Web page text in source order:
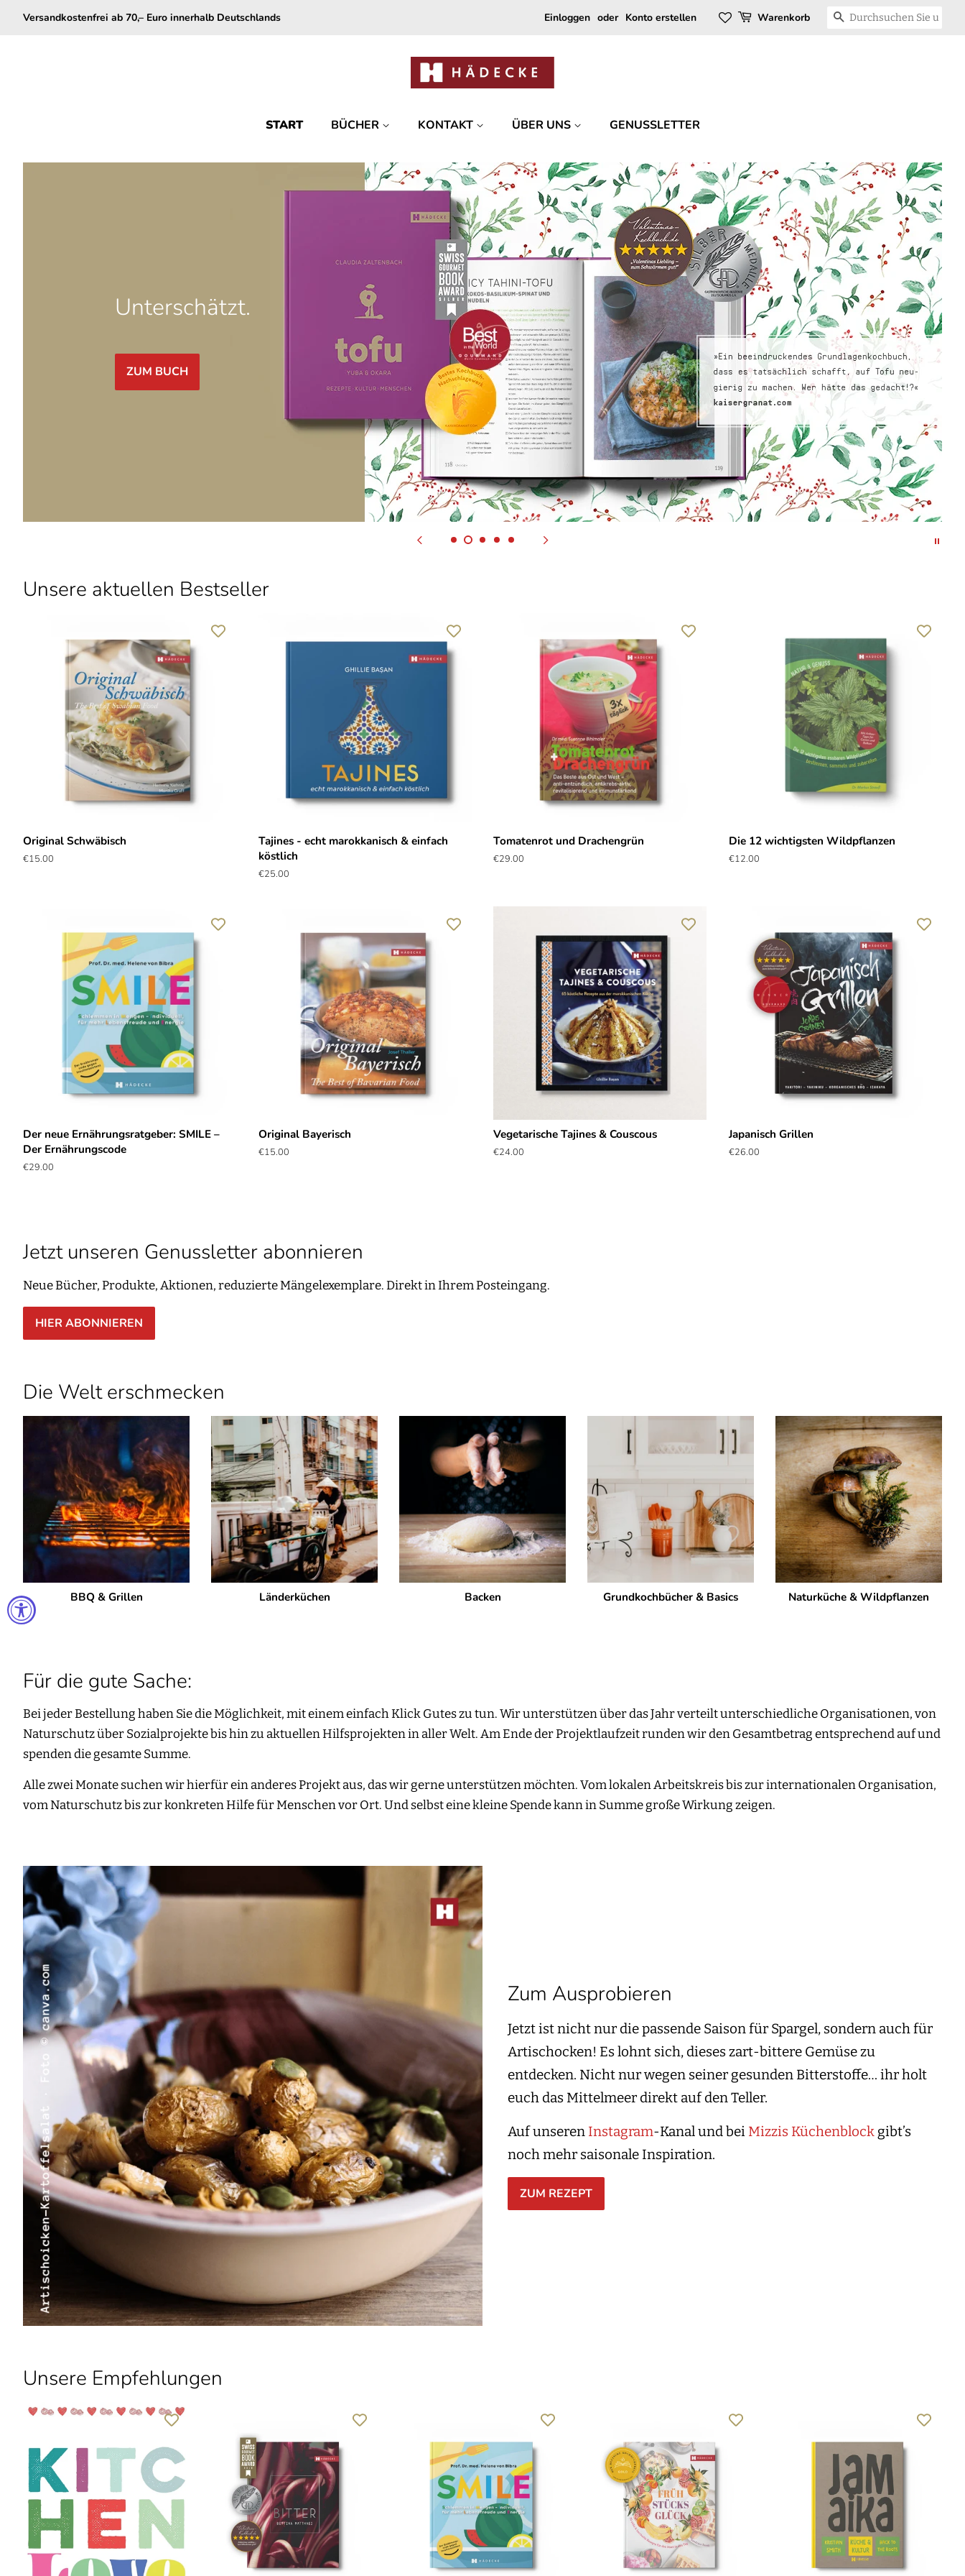
Versandkostenfrei ab 70,– Euro innerhalb Deutschlands Einloggen oder Konto erstellen Warenkorb SUCHEN
START BÜCHER KONTAKT ÜBER UNS GENUSSLETTER
Unterschätzt.
ZUM BUCH
Unsere aktuellen Bestseller
Original Schwäbisch
Normaler
€15.00
Tajines - echt marokkanisch & einfach
köstlich
Normaler
€25.00
Tomatenrot und Drachengrün
Normaler
€29.00
Die 12 wichtigsten Wildpflanzen
Normaler
€12.00
Der neue Ernährungsratgeber: SMILE –
Der Ernährungscode
Normaler
€29.00
Original Bayerisch
Normaler
€15.00
Vegetarische Tajines & Couscous
Normaler
€24.00
Japanisch Grillen
Normaler
€26.00
Jetzt unseren Genussletter abonnieren
Neue Bücher, Produkte, Aktionen, reduzierte Mängelexemplare. Direkt in Ihrem Posteingang.
HIER ABONNIEREN
Die Welt erschmecken
BBQ & Grillen Länderküchen Backen Grundkochbücher & Basics Naturküche & Wildpflanzen
Für die gute Sache:
Bei jeder Bestellung haben Sie die Möglichkeit, mit einem einfach Klick Gutes zu tun. Wir unterstützen über das Jahr verteilt unterschiedliche Organisationen, von
Naturschutz über Sozialprojekte bis hin zu aktuellen Hilfsprojekten in aller Welt. Am Ende der Projektlaufzeit runden wir den Gesamtbetrag entsprechend auf und
spenden die gesamte Summe.
Alle zwei Monate suchen wir hierfür ein anderes Projekt aus, das wir gerne unterstützen möchten. Vom lokalen Arbeitskreis bis zur internationalen Organisation,
vom Naturschutz bis zur konkreten Hilfe für Menschen vor Ort. Und selbst eine kleine Spende kann in Summe große Wirkung zeigen.
Zum Ausprobieren
Jetzt ist nicht nur die passende Saison für Spargel, sondern auch für
Artischocken! Es lohnt sich, dieses zart-bittere Gemüse zu
entdecken. Nicht nur wegen seiner gesunden Bitterstoffe… ihr holt
euch das Mittelmeer direkt auf den Teller.
Auf unseren Instagram-Kanal und bei Mizzis Küchenblock gibt’s
noch mehr saisonale Inspiration.
ZUM REZEPT
Unsere Empfehlungen